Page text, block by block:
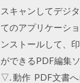
スキャンしてデジ
てのアプリケーシ
ンストールして、
ができるPDF編集
▽. 動作 PDF文書へ